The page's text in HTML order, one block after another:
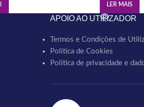
LER MAIS
APOIO AO UTILIZADOR
Termos e Condições de
Política de Cookies
Política de privacidade e